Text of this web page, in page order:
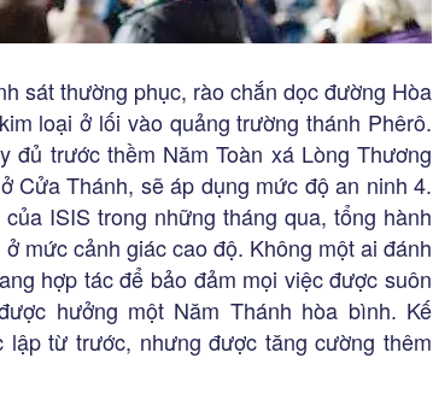
sát thường phục, rào chắn dọc đường Hòa
loại ở lối vào quảng trường thánh Phêrô.
đủ trước thềm Năm Toàn xá Lòng Thương
Cửa Thánh, sẽ áp dụng mức độ an ninh 4.
ISIS trong những tháng qua, tổng hành
mức cảnh giác cao độ. Không một ai đánh
hợp tác để bảo đảm mọi việc được suôn
hưởng một Năm Thánh hòa bình. Kế
từ trước, nhưng được tăng cường thêm